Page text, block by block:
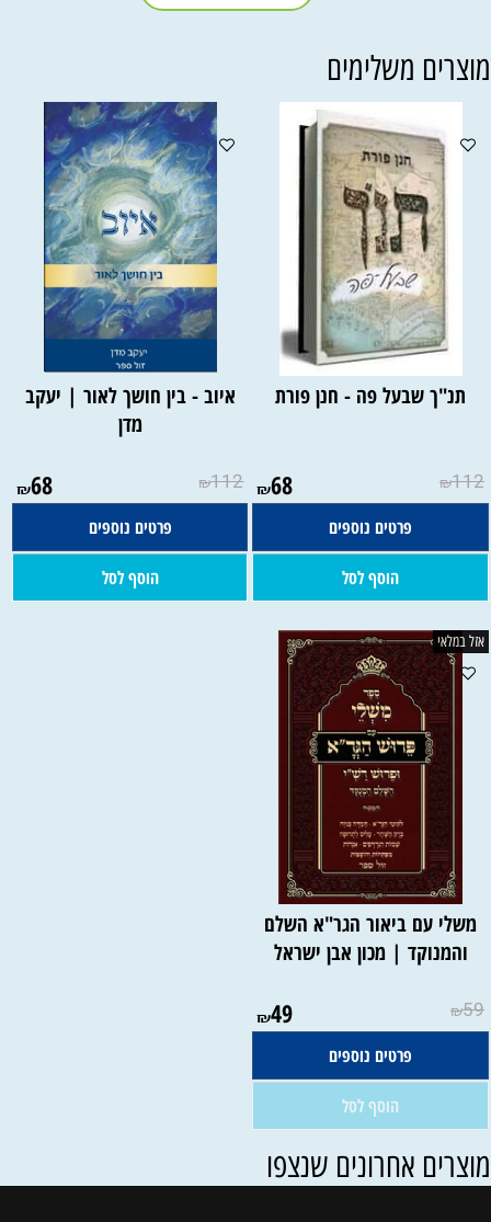
משלימים
תנ"ך שבעל פה - חנן פורת
₪112
₪68
פרטים נוספים
הוסף לסל
איוב - בין חושך לאור | יעקב
מדן
₪112
₪68
פרטים נוספים
הוסף לסל
אזל במלאי
משלי עם ביאור הגר"א השלם
והמנוקד | מכון אבן ישראל
₪59
₪49
פרטים נוספים
הוסף לסל
אחרונים שנצפו